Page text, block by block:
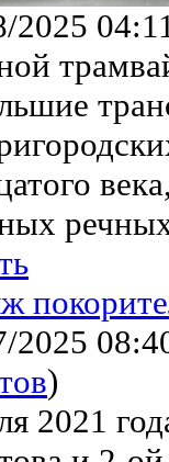
2025
2025
)
2021